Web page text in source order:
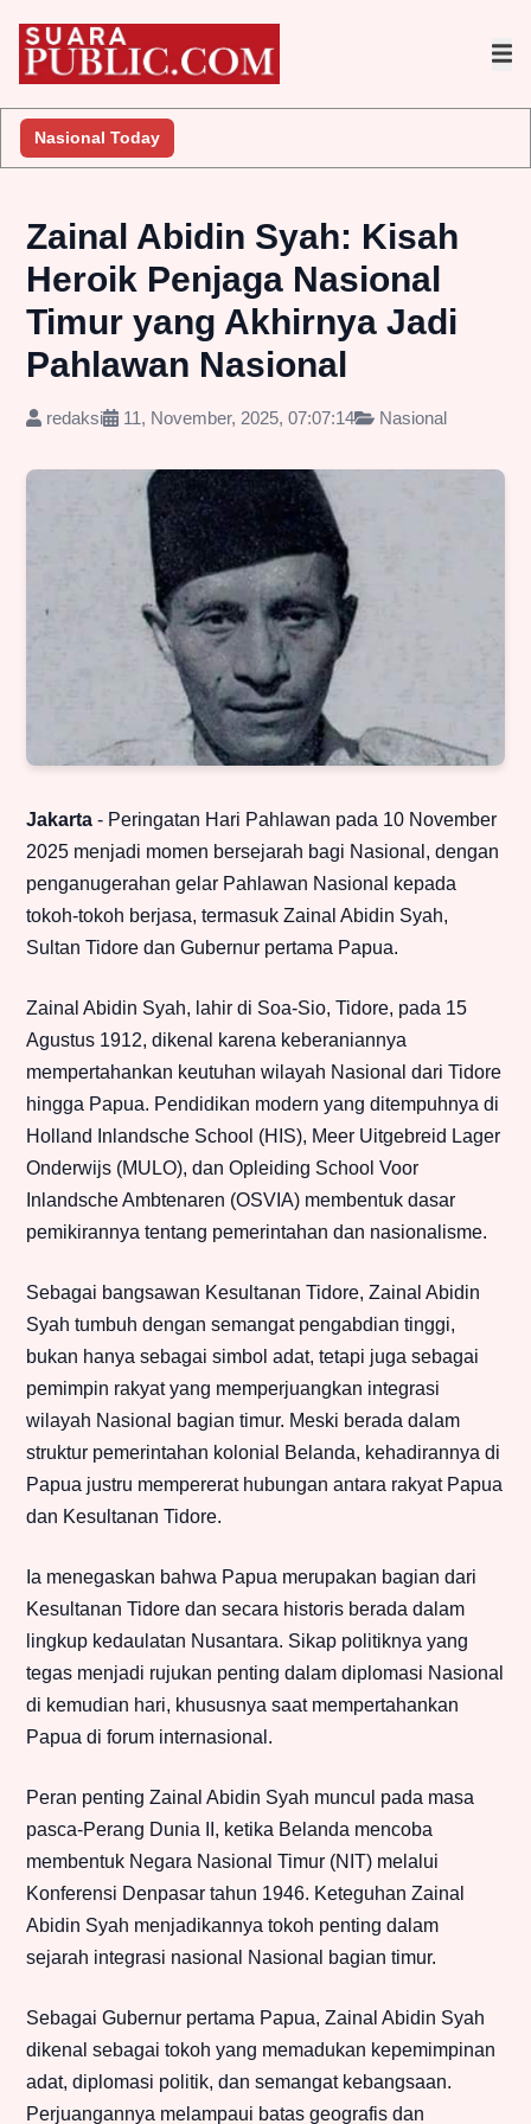
Nasional Today
Zainal Abidin Syah: Kisah
Heroik Penjaga Nasional
Timur yang Akhirnya Jadi
Pahlawan Nasional
redaksi 11, November, 2025, 07:07:14 Nasional
Jakarta - Peringatan Hari Pahlawan pada 10 November
2025 menjadi momen bersejarah bagi Nasional, dengan
penganugerahan gelar Pahlawan Nasional kepada
tokoh-tokoh berjasa, termasuk Zainal Abidin Syah,
Sultan Tidore dan Gubernur pertama Papua.
Zainal Abidin Syah, lahir di Soa-Sio, Tidore, pada 15
Agustus 1912, dikenal karena keberaniannya
mempertahankan keutuhan wilayah Nasional dari Tidore
hingga Papua. Pendidikan modern yang ditempuhnya di
Holland Inlandsche School (HIS), Meer Uitgebreid Lager
Onderwijs (MULO), dan Opleiding School Voor
Inlandsche Ambtenaren (OSVIA) membentuk dasar
pemikirannya tentang pemerintahan dan nasionalisme.
Sebagai bangsawan Kesultanan Tidore, Zainal Abidin
Syah tumbuh dengan semangat pengabdian tinggi,
bukan hanya sebagai simbol adat, tetapi juga sebagai
pemimpin rakyat yang memperjuangkan integrasi
wilayah Nasional bagian timur. Meski berada dalam
struktur pemerintahan kolonial Belanda, kehadirannya di
Papua justru mempererat hubungan antara rakyat Papua
dan Kesultanan Tidore.
Ia menegaskan bahwa Papua merupakan bagian dari
Kesultanan Tidore dan secara historis berada dalam
lingkup kedaulatan Nusantara. Sikap politiknya yang
tegas menjadi rujukan penting dalam diplomasi Nasional
di kemudian hari, khususnya saat mempertahankan
Papua di forum internasional.
Peran penting Zainal Abidin Syah muncul pada masa
pasca-Perang Dunia II, ketika Belanda mencoba
membentuk Negara Nasional Timur (NIT) melalui
Konferensi Denpasar tahun 1946. Keteguhan Zainal
Abidin Syah menjadikannya tokoh penting dalam
sejarah integrasi nasional Nasional bagian timur.
Sebagai Gubernur pertama Papua, Zainal Abidin Syah
dikenal sebagai tokoh yang memadukan kepemimpinan
adat, diplomasi politik, dan semangat kebangsaan.
Perjuangannya melampaui batas geografis dan